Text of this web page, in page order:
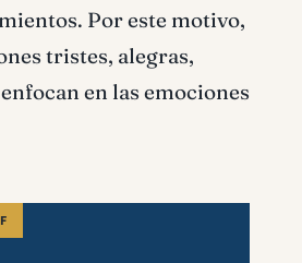
Por este motivo,
tristes, alegras,
en las emociones